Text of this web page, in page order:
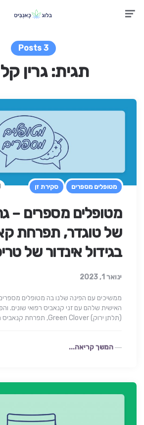
3 Posts
תגית:גרין
מטופלים מספרים סקירת זן
מטופלים מספרים –
של טוגדר, תפרחת
בגידול אינדור של
ינואר 1, 2023
ממשיכים עם הפינה שלנו בה מטופלים
האישית שלהם עם זני קנאביס רפואי שונים.
(תלתן ירוק) Green Clover, תפרחת קנאביס רפואי עתירת…
המשך קריאה...